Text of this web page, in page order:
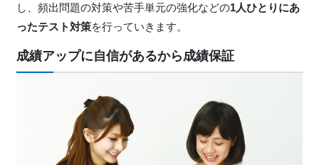
し、頻出問題の対策や苦手単元の強化などの1人ひとりにあ
ったテスト対策を行っていきます。
成績アップに自信があるから成績保証